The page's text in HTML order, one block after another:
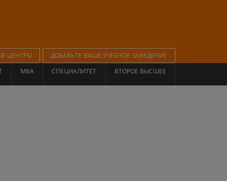
ЦЕНТРЫ
ДОБАВЬТЕ ВАШЕ УЧЕБНОЕ ЗАВЕДЕНИЕ
MBA СПЕЦИАЛИТЕТ ВТОРОЕ ВЫСШЕЕ